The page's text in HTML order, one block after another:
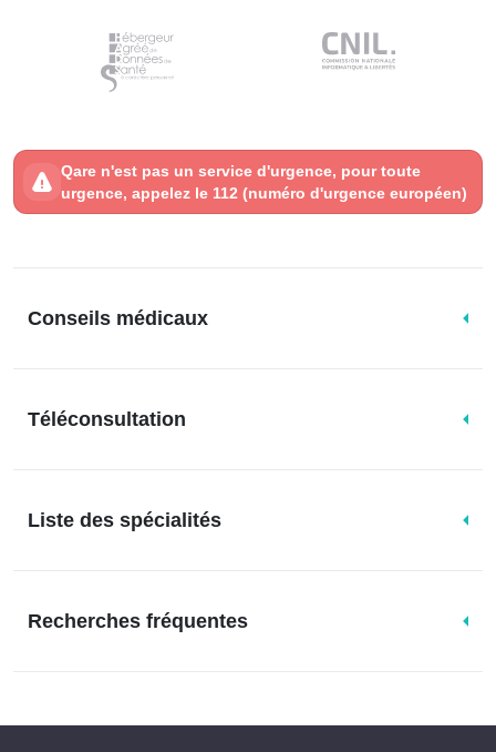
Qare n'est pas un service d'urgence, pour toute
urgence, appelez le 112 (numéro d'urgence européen)
Conseils médicaux
Téléconsultation
Liste des spécialités
Recherches fréquentes